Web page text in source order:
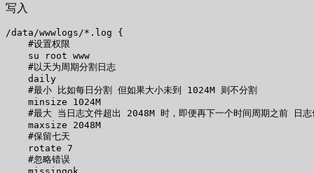
写入
/data/wwwlogs/*.log {
    #设置权限
    su root www
    #以天为周期分割日志
    daily
    #最小 比如每日分割 但如果大小未到 1024M 则不分割
    minsize 1024M
#最大 当日志文件超出 2048M 时，即便再下一个时间周期之前 日志
    maxsize 2048M
    #保留七天
    rotate 7
    #忽略错误